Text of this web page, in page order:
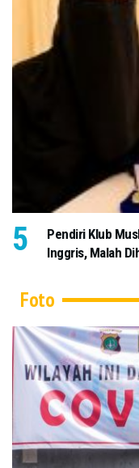
Pendiri Klub
Inggris, Malah
Foto